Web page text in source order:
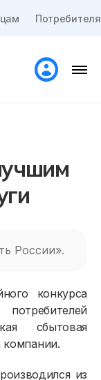
России».
конкурса
сбытовая
компании.
из